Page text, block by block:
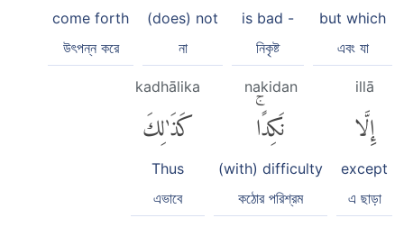
but which
এবং যা
is bad -
নিকৃষ্ট
(does) not
না
come forth
উৎপন্ন করে
illā
إِلَّا
except
এ ছাড়া
nakidan
نَكِدًاۚ
(with) difficulty
কঠোর পরিশ্রম
kadhālika
كَذَٰلِكَ
Thus
এভাবে